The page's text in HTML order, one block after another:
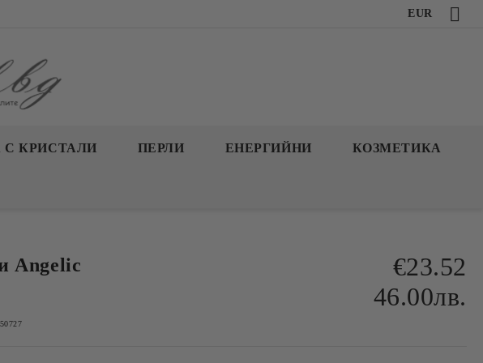
EUR
КРИСТАЛИ ПЕРЛИ ЕНЕРГИЙНИ КОЗМЕТИКА
Angelic
€23.52
46.00лв.